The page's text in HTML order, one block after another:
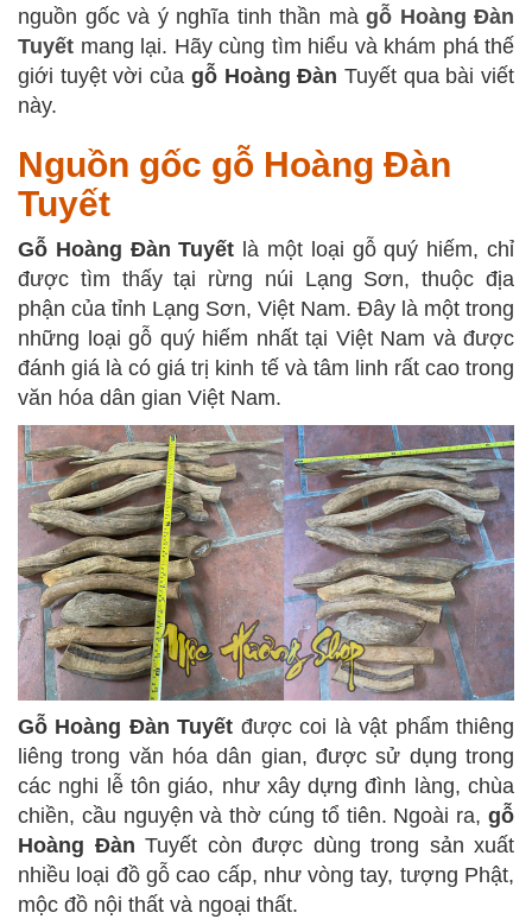
nguồn gốc và ý nghĩa tinh thần mà gỗ Hoàng Đàn
Tuyết mang lại. Hãy cùng tìm hiểu và khám phá thế
giới tuyệt vời của gỗ Hoàng Đàn Tuyết qua bài viết
này.
Nguồn gốc gỗ Hoàng Đàn
Tuyết
Gỗ Hoàng Đàn Tuyết là một loại gỗ quý hiếm, chỉ
được tìm thấy tại rừng núi Lạng Sơn, thuộc địa
phận của tỉnh Lạng Sơn, Việt Nam. Đây là một trong
những loại gỗ quý hiếm nhất tại Việt Nam và được
đánh giá là có giá trị kinh tế và tâm linh rất cao trong
văn hóa dân gian Việt Nam.
Gỗ Hoàng Đàn Tuyết được coi là vật phẩm thiêng
liêng trong văn hóa dân gian, được sử dụng trong
các nghi lễ tôn giáo, như xây dựng đình làng, chùa
chiền, cầu nguyện và thờ cúng tổ tiên. Ngoài ra, gỗ
Hoàng Đàn Tuyết còn được dùng trong sản xuất
nhiều loại đồ gỗ cao cấp, như vòng tay, tượng Phật,
mộc đồ nội thất và ngoại thất.